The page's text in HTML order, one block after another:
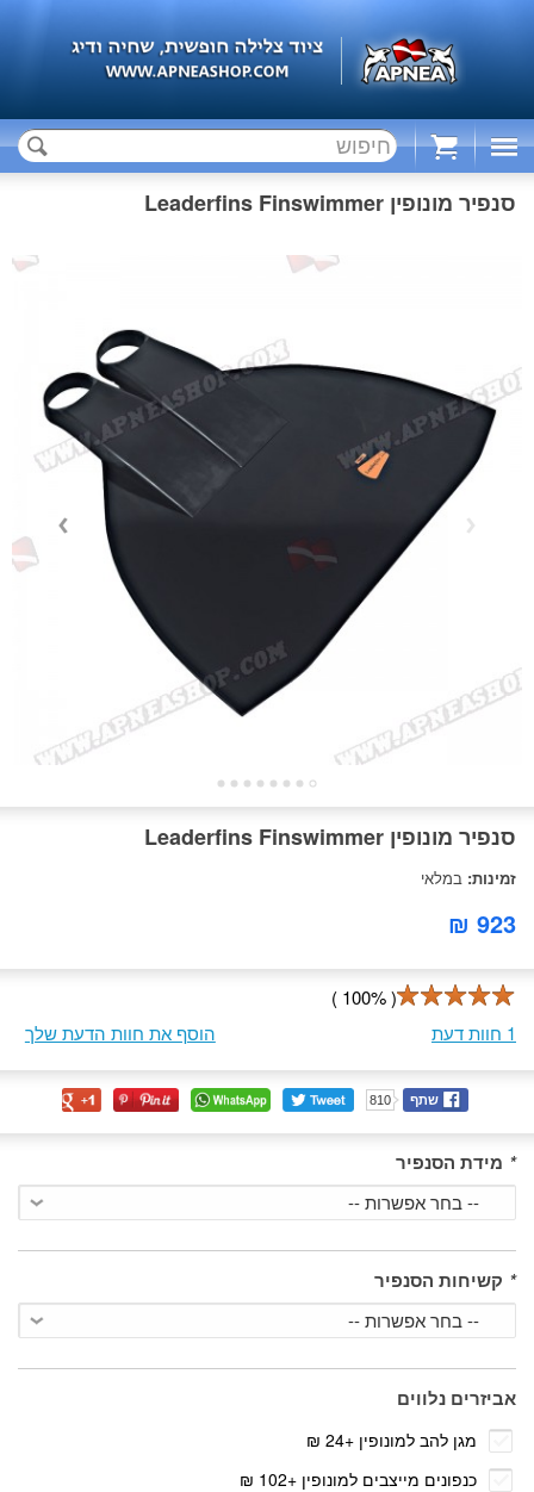
סנפיר מונופין Leaderfins Finswimmer
סנפיר מונופין Leaderfins Finswimmer
זמינות: במלאי
923 ₪
( 100% )
1 חוות דעת
הוסף את חוות הדעת שלך
שתף 810
* מידת הסנפיר
* קשיחות הסנפיר
אביזרים נלווים
מגן להב למונופין +
24 ₪
כנפונים מייצבים למונופין +
102 ₪